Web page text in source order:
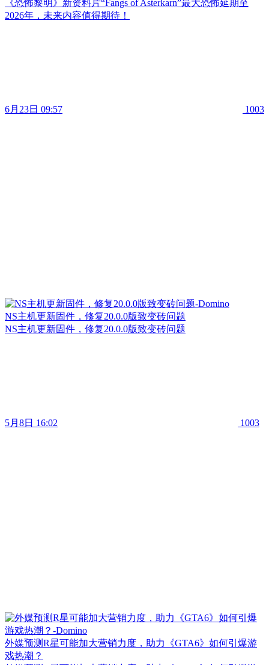
《恐怖黎明》新资料片“Fangs of Asterkarn”最大恐怖延期至
2026年，未来内容值得期待！
6月23日 09:57 1003
NS主机更新固件，修复20.0.0版致变砖问题
NS主机更新固件，修复20.0.0版致变砖问题
5月8日 16:02 1003
外媒预测R星可能加大营销力度，助力《GTA6》如何引爆游
戏热潮？